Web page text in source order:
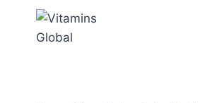
content